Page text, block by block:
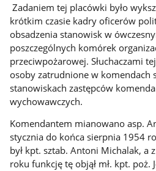
Zadaniem tej placówki było
krótkim czasie kadry oficerów
obsadzenia stanowisk w
poszczególnych komórek
przeciwpożarowej. Słuchaczami
osoby zatrudnione w komendach
stanowiskach zastępców
wychowawczych.
Komendantem mianowano asp.
stycznia do końca sierpnia 1954
był kpt. sztab. Antoni Michalak, a
roku funkcję tę objął mł. kpt. poż.